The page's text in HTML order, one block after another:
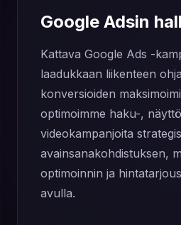
Google Adsin
Kattava Google Ads -
laadukkaan liikenteen
konversioiden
optimoimme haku-,
videokampanjoita
avainsanakohdistuksen,
optimoinnin ja
avulla.